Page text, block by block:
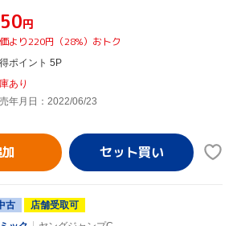
円
より220円（28%）おトク
ポイント 5P
あり
年月日：2022/06/23
古
店舗受取可